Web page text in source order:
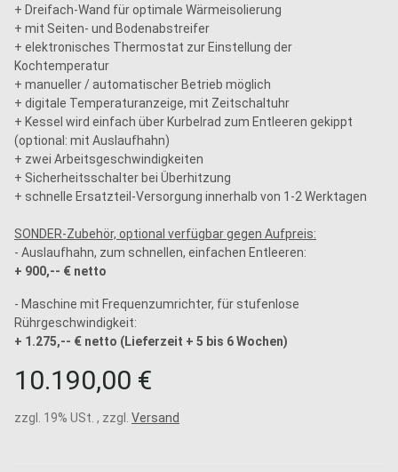
+ Dreifach-Wand für optimale Wärmeisolierung
+ mit Seiten- und Bodenabstreifer
+ elektronisches Thermostat zur Einstellung der
Kochtemperatur
+ manueller / automatischer Betrieb möglich
+ digitale Temperaturanzeige, mit Zeitschaltuhr
+ Kessel wird einfach über Kurbelrad zum Entleeren gekippt
(optional: mit Auslaufhahn)
+ zwei Arbeitsgeschwindigkeiten
+ Sicherheitsschalter bei Überhitzung
+ schnelle Ersatzteil-Versorgung innerhalb von 1-2 Werktagen
SONDER-Zubehör, optional verfügbar gegen Aufpreis:
- Auslaufhahn, zum schnellen, einfachen Entleeren:
+ 900,-- € netto
- Maschine mit Frequenzumrichter, für stufenlose
Rührgeschwindigkeit:
+ 1.275,-- € netto (Lieferzeit + 5 bis 6 Wochen)
10.190,00 €
zzgl. 19% USt. , zzgl. Versand